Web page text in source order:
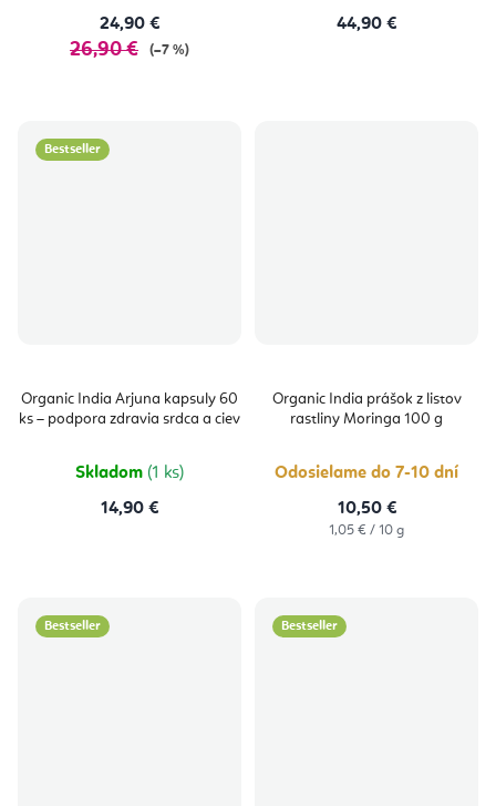
24,90 €
26,90 € (–7 %)
44,90 €
Bestseller
Organic India Arjuna kapsuly 60
ks – podpora zdravia srdca a ciev
Skladom (1 ks)
14,90 €
Organic India prášok z listov
rastliny Moringa 100 g
Odosielame do 7-10 dní
10,50 €
Jednotková
1,05 € / 10 g
Bestseller Bestseller